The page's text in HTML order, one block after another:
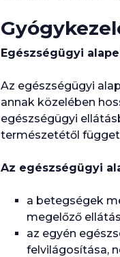
Egészségügyi
Az egészségügyi
annak közelében
egészségügyi
természetétől
Az egészségügyi
a betegségek
megelőző
az egyén
felvilágosítása,